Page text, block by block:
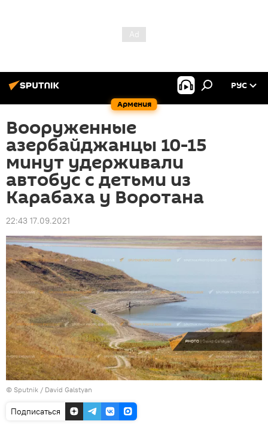
Армения
РУС
Вооруженные
азербайджанцы 10-15
минут удерживали
автобус с детьми из
Карабаха у Воротана
22:43 17.09.2021
© Sputnik / David Galstyan
Подписаться